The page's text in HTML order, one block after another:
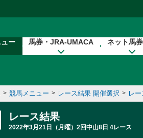
ー 馬券・JRA-UMACA ネット馬
> 競馬メニュー > レース結果 開催選択 > レ
レース結果
2022年3月21日（月曜）2回中山8日 4レース